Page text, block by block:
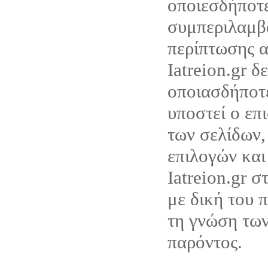
περίπτωσης
Iatreion.gr
υποστεί ο
των
επιλογών
Iatreion.gr
με δική του
τη γνώση
παρόντος.